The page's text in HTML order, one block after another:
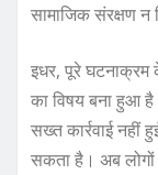
सामाजिक संरक्षण न
इधर, पूरे घटनाक्रम
का विषय बना हुआ
सख्त कार्रवाई नहीं
सकता है। अब लोगों